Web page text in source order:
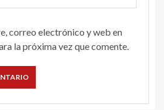
correo electrónico y web en
la próxima vez que comente.